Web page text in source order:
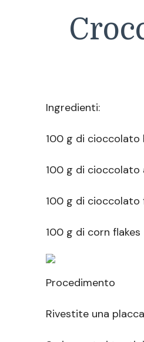
Ingredienti:
100 g di cioccolato
100 g di cioccolato
100 g di cioccolato
100 g di corn flakes
Procedimento
Rivestite una